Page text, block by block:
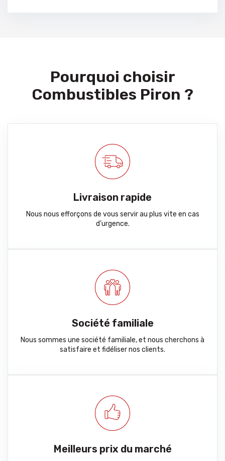
Pourquoi choisir
Combustibles Piron ?
Livraison rapide
Nous nous efforçons de vous servir au plus vite en cas
d’urgence.
Société familiale
Nous sommes une société familiale, et nous cherchons à
satisfaire et fidéliser nos clients.
Meilleurs prix du marché